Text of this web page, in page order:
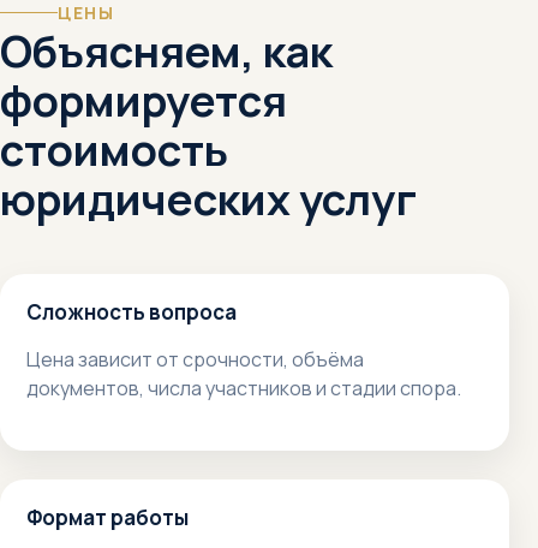
ЦЕНЫ
Объясняем, как
формируется
стоимость
юридических услуг
Сложность вопроса
Цена зависит от срочности, объёма
документов, числа участников и стадии спора.
Формат работы